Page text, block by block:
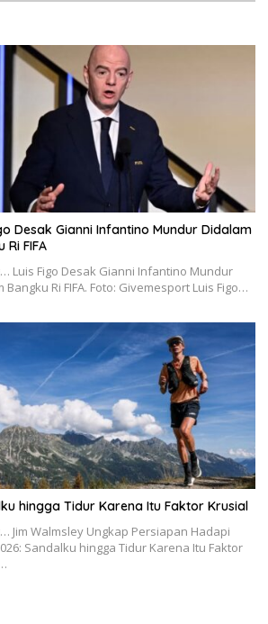
Desak Gianni Infantino Mundur Didalam
Ri FIFA
Luis Figo Desak Gianni Infantino Mundur
Bangku Ri FIFA. Foto: Givemesport Luis Figo…
hingga Tidur Karena Itu Faktor Krusial
Jim Walmsley Ungkap Persiapan Hadapi
Sandalku hingga Tidur Karena Itu Faktor